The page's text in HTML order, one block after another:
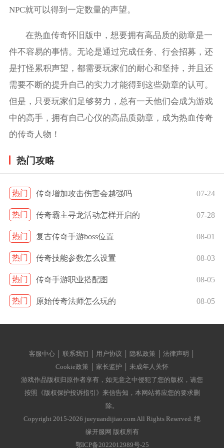
NPC就可以得到一定数量的声望。
在热血传奇怀旧版中，想要拥有高品质的勋章是一
件不容易的事情。无论是通过完成任务、行会招募，还
是打怪累积声望，都需要玩家们的耐心和坚持，并且还
需要不断的提升自己的实力才能得到这些勋章的认可。
但是，只要玩家们足够努力，总有一天他们会成为游戏
中的高手，拥有自己心仪的高品质勋章，成为热血传奇
的传奇人物！
热门攻略
热门 传奇增加攻击伤害会越强吗 07-24
热门 传奇霸主寻龙活动怎样开启的 07-28
热门 复古传奇手游boss位置 08-01
热门 传奇技能参数怎么设置 08-03
热门 传奇手游职业搭配图 08-05
热门 原始传奇法师怎么玩的 08-05
客服中心 │ 联系我们 │ 用户协议 │ 隐私政策 │ 法律声明 │
Cookie政策 │ 家长监护 │ 未成年人关怀
游戏作品版权归原作者享有，如无意之中侵犯了您的版权，请您
按照《版权保护投诉指引》来信告知，本网站将应您的要求删
除。
Copyright 2015-2026 jueyuandijiao.com All Rights Reserved. 绝
缘开服网 版权所有
鄂ICP备2022012989号-25